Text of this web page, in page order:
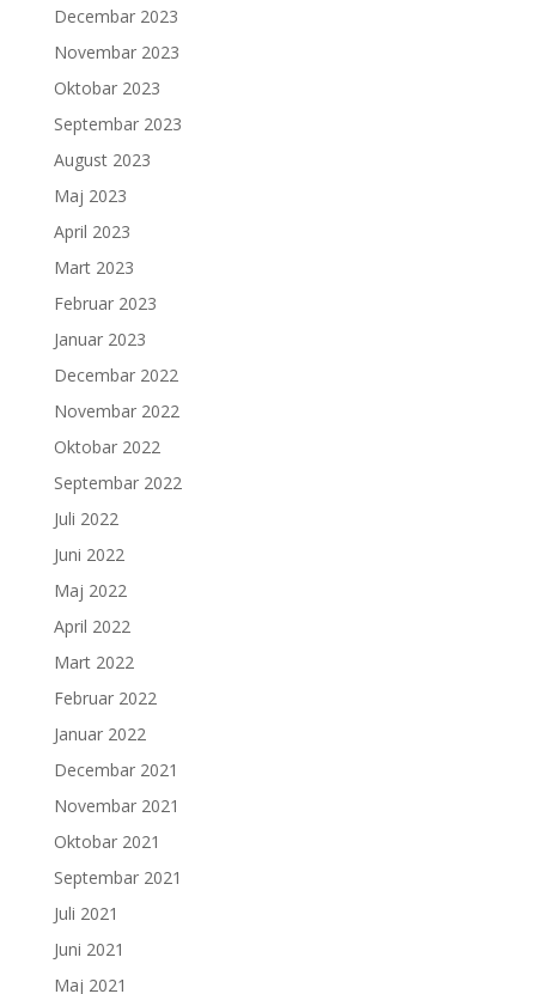
Decembar 2023
Novembar 2023
Oktobar 2023
Septembar 2023
August 2023
Maj 2023
April 2023
Mart 2023
Februar 2023
Januar 2023
Decembar 2022
Novembar 2022
Oktobar 2022
Septembar 2022
Juli 2022
Juni 2022
Maj 2022
April 2022
Mart 2022
Februar 2022
Januar 2022
Decembar 2021
Novembar 2021
Oktobar 2021
Septembar 2021
Juli 2021
Juni 2021
Maj 2021